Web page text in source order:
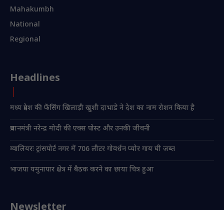
Mahakumbh
National
Regional
Headlines
मध्य प्रदेश की फेंसिंग खिलाड़ी खुशी दाभाडे ने देश का नाम रोशन किया है
प्रधानमंत्री नरेन्द्र मोदी की एक्स पोस्ट और उनकी जीवनी
ग्वालियरः ट्रांसपोर्ट नगर में 706 लीटर गोवर्धन प्योर गाय घी जब्त
भाजपा यमुनापार क्षेत्र में बैठक करने का छाया चित्र हुआ
Newsletter